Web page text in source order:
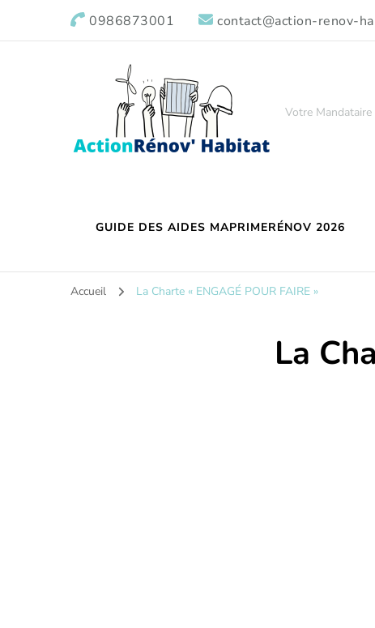
0986873001 contact@action-renov-
Votre Mandataire
GUIDE DES AIDES MAPRIMERÉNOV 2026
Accueil La Charte « ENGAGÉ POUR FAIRE »
La